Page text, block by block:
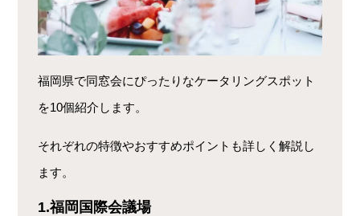
福岡県で同窓会にぴったりなケータリングスポット
を10個紹介します。
それぞれの特徴やおすすめポイントも詳しく解説し
ます。
1.福岡国際会議場